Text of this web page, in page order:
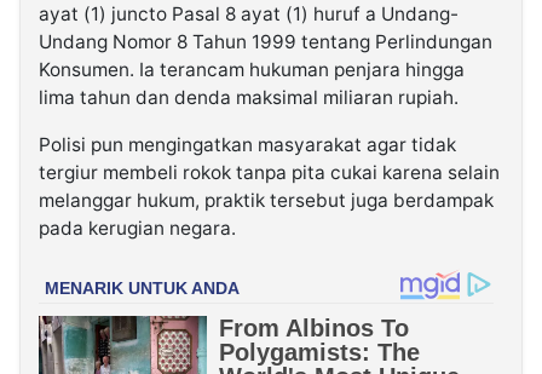
ayat (1) juncto Pasal 8 ayat (1) huruf a Undang-
Undang Nomor 8 Tahun 1999 tentang Perlindungan
Konsumen. Ia terancam hukuman penjara hingga
lima tahun dan denda maksimal miliaran rupiah.
Polisi pun mengingatkan masyarakat agar tidak
tergiur membeli rokok tanpa pita cukai karena selain
melanggar hukum, praktik tersebut juga berdampak
pada kerugian negara.